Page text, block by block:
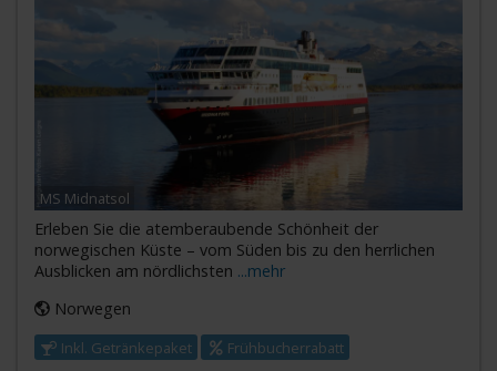
MS Midnatsol
Erleben Sie die atemberaubende Schönheit der
norwegischen Küste – vom Süden bis zu den herrlichen
Ausblicken am nördlichsten ...mehr
Norwegen
Inkl. Getränkepaket Frühbucherrabatt